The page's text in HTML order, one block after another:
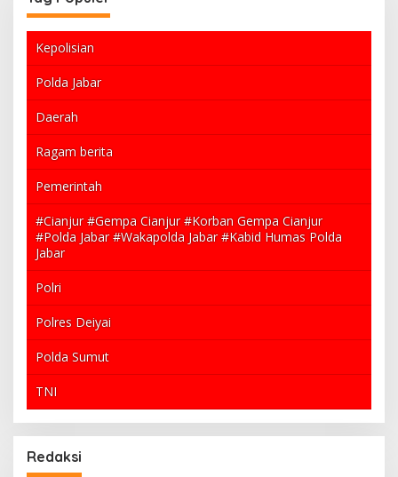
Kepolisian
Polda Jabar
Daerah
Ragam berita
Pemerintah
#Cianjur #Gempa Cianjur #Korban Gempa Cianjur
#Polda Jabar #Wakapolda Jabar #Kabid Humas Polda
Jabar
Polri
Polres Deiyai
Polda Sumut
TNI
Redaksi